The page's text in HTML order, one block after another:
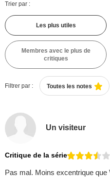
Trier par :
Les plus utiles
Membres avec le plus de
critiques
Filtrer par : Toutes les notes
Un visiteur
Critique de la série
Pas mal. Moins excentrique